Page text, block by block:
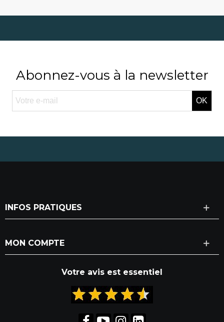
Abonnez-vous à la newsletter
OK
INFOS PRATIQUES
MON COMPTE
Votre avis est essentiel